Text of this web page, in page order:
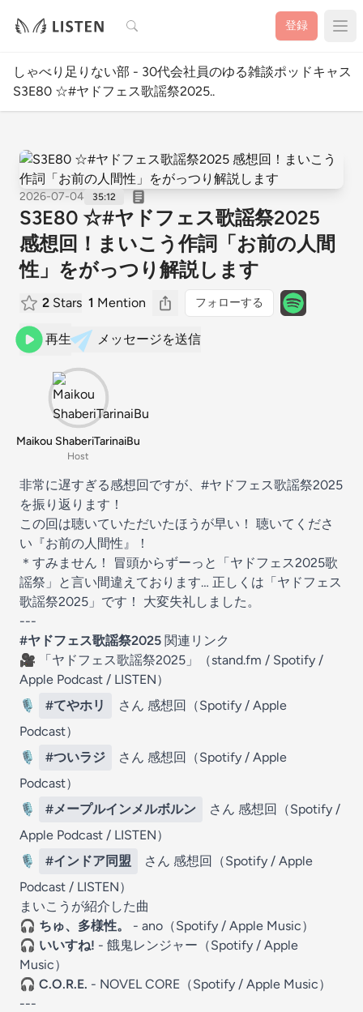
検索 登録
しゃべり足りない部 - 30代会社員のゆる雑談ポッドキャス
S3E80 ☆#ヤドフェス歌謡祭2025..
2026-07-04 35:12
S3E80 ☆#ヤドフェス歌謡祭2025
感想回！まいこう作詞「お前の人間
性」をがっつり解説します
2 Stars 1 Mention フォローする
再生 メッセージを送信
Maikou ShaberiTarinaiBu
Host
非常に遅すぎる感想回ですが、 #ヤドフェス歌謡祭2025
を振り返ります！
この回は聴いていただいたほうが早い！ 聴いてくださ
い『お前の人間性』！
＊すみません！ 冒頭からずーっと「ヤドフェス2025歌
謡祭」と言い間違えております… 正しくは「ヤドフェス
歌謡祭2025」です！ 大変失礼しました。
---
#ヤドフェス歌謡祭2025 関連リンク
🎥 「ヤドフェス歌謡祭2025」（stand.fm / ⁠⁠⁠⁠ ⁠⁠⁠⁠⁠⁠⁠⁠⁠Spotify⁠⁠⁠⁠⁠⁠⁠⁠⁠⁠⁠⁠ ⁠⁠⁠⁠⁠⁠⁠⁠⁠⁠⁠⁠⁠⁠⁠⁠⁠⁠⁠⁠⁠⁠ /
⁠⁠⁠⁠⁠⁠⁠⁠⁠⁠⁠⁠Apple Podcast⁠⁠⁠⁠⁠⁠⁠⁠⁠⁠⁠⁠⁠⁠⁠⁠⁠⁠⁠⁠⁠⁠⁠⁠⁠⁠⁠⁠⁠⁠⁠⁠⁠ / ⁠⁠⁠⁠⁠⁠LISTEN⁠⁠⁠⁠⁠⁠）
🎙️
#てやホリ さん 感想回（⁠⁠⁠⁠⁠⁠⁠⁠⁠⁠⁠⁠⁠Spotify⁠⁠⁠⁠⁠⁠⁠⁠⁠⁠⁠⁠ ⁠⁠⁠⁠⁠⁠⁠⁠⁠⁠⁠⁠⁠⁠⁠⁠⁠⁠⁠⁠⁠⁠ / ⁠⁠⁠⁠ ⁠⁠⁠⁠⁠⁠⁠⁠⁠⁠⁠⁠Apple
Podcast⁠⁠⁠⁠⁠⁠⁠⁠⁠⁠⁠⁠⁠⁠⁠⁠⁠⁠⁠⁠⁠⁠⁠⁠⁠⁠⁠⁠⁠⁠⁠⁠⁠）
🎙️
#ついラジ さん 感想回（⁠⁠⁠⁠⁠⁠⁠⁠⁠⁠⁠⁠⁠Spotify⁠⁠⁠⁠⁠⁠⁠⁠⁠⁠⁠⁠⁠⁠⁠⁠⁠⁠⁠⁠⁠⁠⁠⁠⁠⁠⁠⁠⁠⁠⁠⁠⁠⁠ / ⁠⁠⁠⁠⁠⁠⁠⁠⁠⁠⁠⁠⁠⁠⁠⁠ Apple
Podcast⁠⁠⁠⁠⁠⁠⁠⁠⁠⁠⁠⁠⁠⁠⁠⁠⁠⁠⁠⁠⁠⁠⁠⁠⁠⁠⁠⁠⁠⁠⁠⁠⁠）
🎙️
#メープルインメルボルン さん 感想回（⁠⁠⁠⁠⁠⁠⁠⁠⁠⁠⁠⁠⁠Spotify⁠⁠⁠⁠⁠⁠⁠⁠⁠⁠⁠⁠⁠⁠⁠⁠⁠⁠⁠⁠⁠⁠⁠⁠⁠⁠⁠⁠⁠⁠⁠⁠⁠⁠ /
Apple Podcast⁠⁠⁠⁠⁠⁠⁠⁠⁠⁠⁠⁠⁠⁠⁠⁠⁠⁠⁠⁠⁠⁠⁠⁠⁠⁠⁠⁠⁠⁠⁠⁠⁠ / ⁠⁠⁠⁠⁠⁠ LISTEN⁠⁠⁠⁠⁠⁠）
🎙️
#インドア同盟 さん 感想回（⁠⁠⁠⁠⁠⁠⁠⁠⁠⁠⁠⁠⁠Spotify ⁠⁠⁠⁠⁠⁠⁠⁠⁠⁠⁠⁠⁠⁠⁠⁠⁠⁠⁠⁠⁠⁠⁠⁠⁠⁠⁠⁠⁠⁠⁠⁠⁠⁠ / ⁠⁠⁠⁠⁠⁠⁠⁠⁠⁠⁠⁠⁠⁠⁠⁠ Apple
Podcast⁠⁠⁠⁠⁠⁠⁠⁠⁠⁠⁠⁠⁠⁠⁠⁠⁠⁠⁠⁠⁠⁠⁠⁠⁠⁠⁠⁠⁠⁠⁠⁠⁠ / ⁠⁠⁠⁠⁠⁠ LISTEN⁠⁠⁠⁠⁠⁠）
まいこうが紹介した曲
🎧 ちゅ、多様性。 - ano（⁠⁠⁠⁠⁠⁠⁠⁠⁠⁠⁠⁠⁠⁠Spotify ⁠⁠⁠⁠⁠⁠⁠⁠⁠⁠⁠⁠⁠⁠⁠⁠⁠⁠⁠⁠⁠⁠⁠⁠⁠⁠⁠⁠⁠⁠⁠⁠⁠⁠⁠ / ⁠⁠⁠⁠⁠⁠⁠⁠⁠⁠⁠⁠⁠⁠⁠⁠⁠ Apple Music）
🎧 いいすね! - 餓鬼レンジャー（⁠⁠⁠⁠⁠⁠⁠⁠⁠⁠⁠⁠⁠⁠Spotify ⁠⁠⁠⁠⁠⁠⁠⁠⁠⁠⁠⁠⁠⁠⁠⁠⁠⁠⁠⁠⁠⁠⁠⁠⁠⁠⁠⁠⁠⁠⁠⁠⁠⁠⁠ / ⁠⁠⁠⁠⁠⁠⁠⁠⁠⁠⁠⁠⁠⁠⁠⁠⁠ Apple
Music）
🎧 C.O.R.E. - NOVEL CORE（⁠⁠⁠⁠⁠⁠⁠⁠⁠⁠⁠⁠⁠⁠Spotify ⁠⁠⁠⁠⁠⁠⁠⁠⁠⁠⁠⁠⁠⁠⁠⁠⁠⁠⁠⁠⁠⁠⁠⁠⁠⁠⁠⁠⁠⁠⁠⁠⁠⁠⁠ / ⁠⁠⁠⁠⁠⁠⁠⁠⁠⁠⁠⁠⁠⁠⁠⁠⁠Apple Music）
---